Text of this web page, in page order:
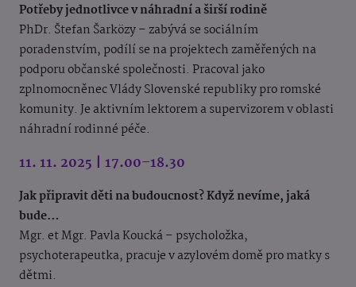
Potřeby jednotlivce v náhradní a širší rodině
PhDr. Štefan Šarközy – zabývá se sociálním
poradenstvím, podílí se na projektech zaměřených na
podporu občanské společnosti. Pracoval jako
zplnomocněnec Vlády Slovenské republiky pro romské
komunity. Je aktivním lektorem a supervizorem v oblasti
náhradní rodinné péče.
11. 11. 2025 | 17.00–18.30
Jak připravit děti na budoucnost? Když nevíme, jaká
bude…
Mgr. et Mgr. Pavla Koucká – psycholožka,
psychoterapeutka, pracuje v azylovém domě pro matky s
dětmi.